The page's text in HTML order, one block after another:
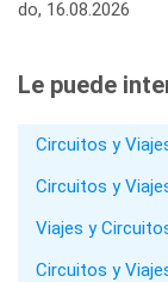
do, 16.08.2026
Le puede
Circuitos y
Circuitos y
Viajes y
Circuitos y